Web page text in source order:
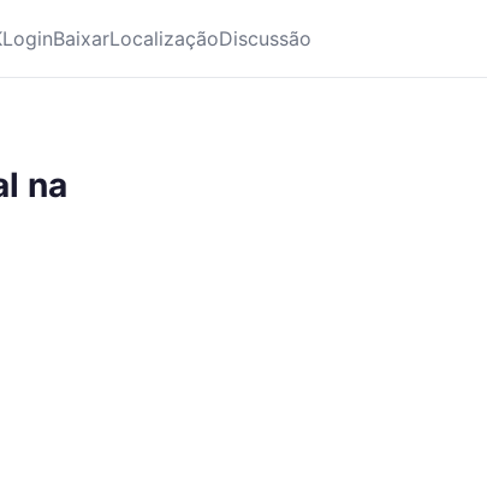
LoginBaixarLocalizaçãoDiscussão
na